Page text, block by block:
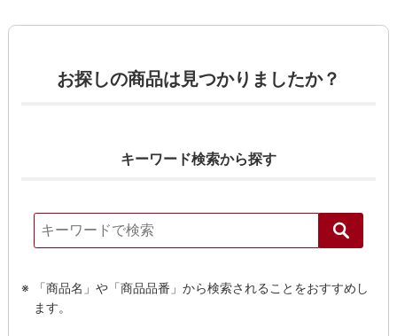
お探しの商品は見つかりましたか？
キーワード検索から探す
「商品名」や「商品品番」から検索されることをおすすめし
ます。